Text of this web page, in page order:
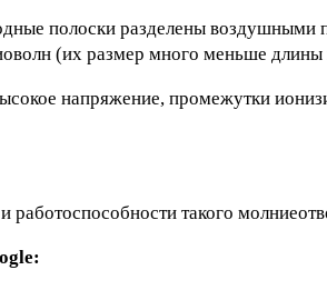
полоски разделены
(их размер много меньше
напряжение, промежутки
работоспособности такого